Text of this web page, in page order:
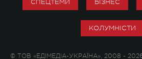
СПЕЦТЕМИ БІЗНЕС
КОЛУМНІСТИ
© ТОВ «ЕДІМЕДІА-УКРАЇНА», 2008 -